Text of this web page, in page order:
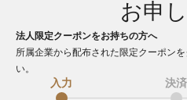
お申
法人限定クーポンをお持ちの方へ
所属企業から配布された限定クーポン
い。
入力 決済